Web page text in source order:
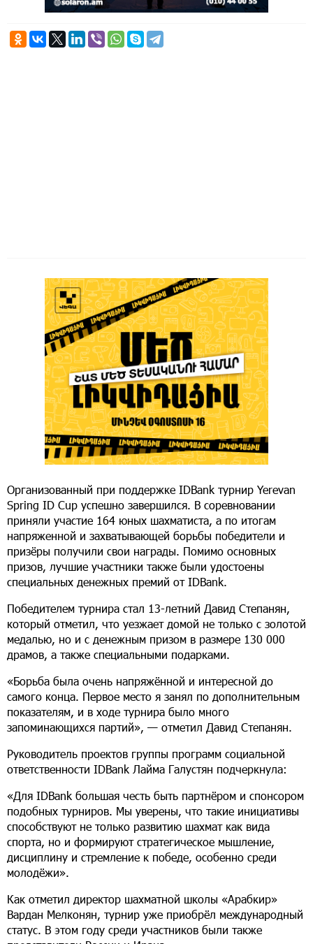
Организованный при поддержке IDBank турнир Yerevan
Spring ID Cup успешно завершился. В соревновании
приняли участие 164 юных шахматиста, а по итогам
напряженной и захватывающей борьбы победители и
призёры получили свои награды. Помимо основных
призов, лучшие участники также были удостоены
специальных денежных премий от IDBank.
Победителем турнира стал 13-летний Давид Степанян,
который отметил, что уезжает домой не только с золотой
медалью, но и с денежным призом в размере 130 000
драмов, а также специальными подарками.
«Борьба была очень напряжённой и интересной до
самого конца. Первое место я занял по дополнительным
показателям, и в ходе турнира было много
запоминающихся партий», — отметил Давид Степанян.
Руководитель проектов группы программ социальной
ответственности IDBank Лайма Галустян подчеркнула:
«Для IDBank большая честь быть партнёром и спонсором
подобных турниров. Мы уверены, что такие инициативы
способствуют не только развитию шахмат как вида
спорта, но и формируют стратегическое мышление,
дисциплину и стремление к победе, особенно среди
молодёжи».
Как отметил директор шахматной школы «Арабкир»
Вардан Мелконян, турнир уже приобрёл международный
статус. В этом году среди участников были также